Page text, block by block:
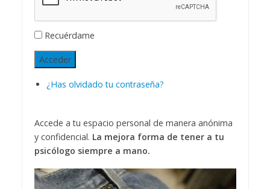
Recuérdame
Acceder
¿Has olvidado tu contraseña?
Accede a tu espacio personal de manera anónima
y confidencial. La mejora forma de tener a tu
psicólogo siempre a mano.